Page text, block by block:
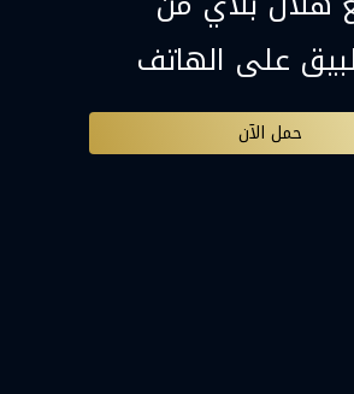
على الهاتف
حمل الآن